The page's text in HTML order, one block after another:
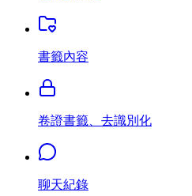
書籤內容
卷證書籤、去識別化
聊天紀錄